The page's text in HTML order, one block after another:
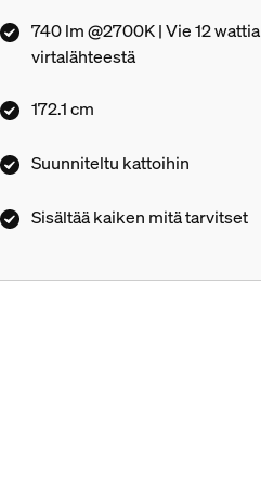
740 lm @2700K | Vie 12 wattia
virtalähteestä
172.1 cm
Suunniteltu kattoihin
Sisältää kaiken mitä tarvitset